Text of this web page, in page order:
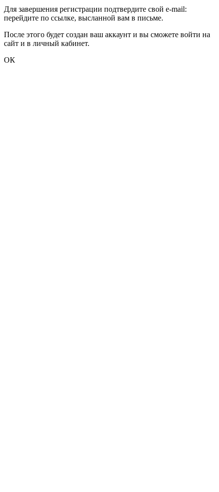
Для завершения регистрации подтвердите свой e-mail:
перейдите по ссылке, высланной вам в письме.
После этого будет создан ваш аккаунт и вы сможете войти на
сайт и в личный кабинет.
ОК